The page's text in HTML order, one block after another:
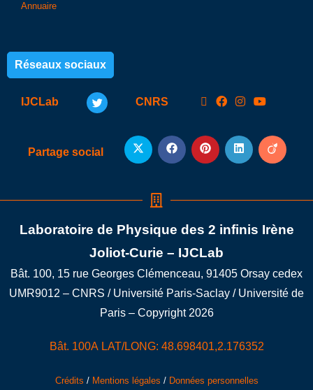
Annuaire
Réseaux sociaux
IJCLab CNRS
Partage social
Laboratoire de Physique des 2 infinis Irène
Joliot-Curie – IJCLab
Bât. 100, 15 rue Georges Clémenceau, 91405 Orsay cedex
UMR9012 – CNRS / Université Paris-Saclay / Université de
Paris – Copyright 2026
Bât. 100A LAT/LONG: 48.698401,2.176352
Crédits / Mentions légales / Données personnelles